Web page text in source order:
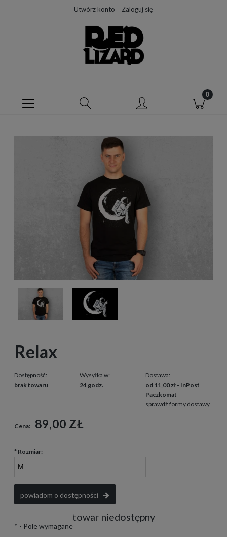
Utwórz konto Zaloguj się
Relax
Dostępność:
brak towaru
Wysyłka w:
24 godz.
Dostawa:
od 11,00 zł - InPost
Paczkomat
sprawdź formy dostawy
Cena: 89,00 ZŁ
* Rozmiar:
powiadom o dostępności
towar niedostępny
* - Pole wymagane